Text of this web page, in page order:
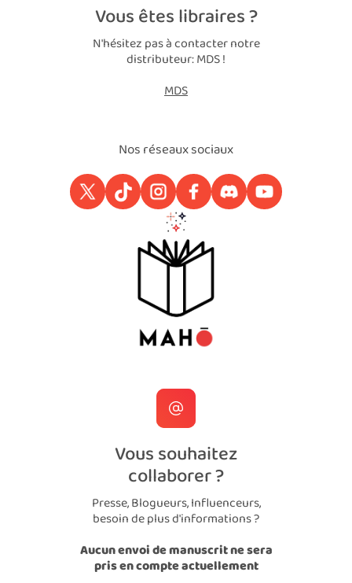
Vous êtes libraires ?
N'hésitez pas à contacter notre
distributeur: MDS !
MDS
Nos réseaux sociaux
Vous souhaitez
collaborer ?
Presse, Blogueurs, Influenceurs,
besoin de plus d'informations ?
Aucun envoi de manuscrit ne sera
pris en compte actuellement